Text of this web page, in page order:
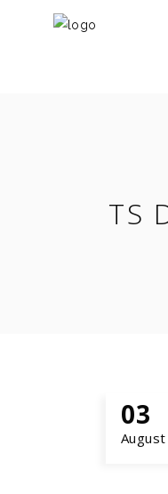
TS
03
August